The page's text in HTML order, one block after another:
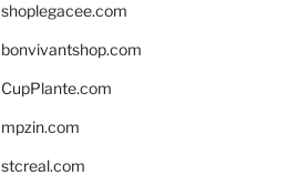
shoplegacee.com
bonvivantshop.com
CupPlante.com
mpzin.com
stcreal.com